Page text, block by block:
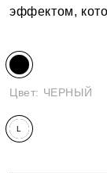
эффектом,
Цвет: ЧЕРНЫЙ
L